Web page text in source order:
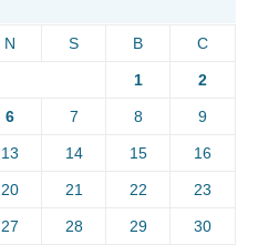
N S B C
1 2
6 7 8 9
13 14 15 16
20 21 22 23
27 28 29 30